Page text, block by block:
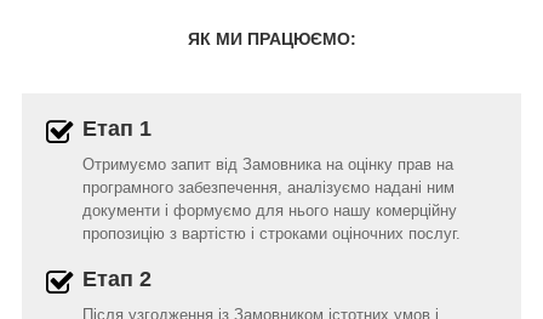
ЯК МИ ПРАЦЮЄМО:
Етап 1
Отримуємо запит від Замовника на оцінку прав на
програмного забезпечення, аналізуємо надані ним
документи і формуємо для нього нашу комерційну
пропозицію з вартістю і строками оціночних послуг.
Етап 2
Після узгодження із Замовником істотних умов і